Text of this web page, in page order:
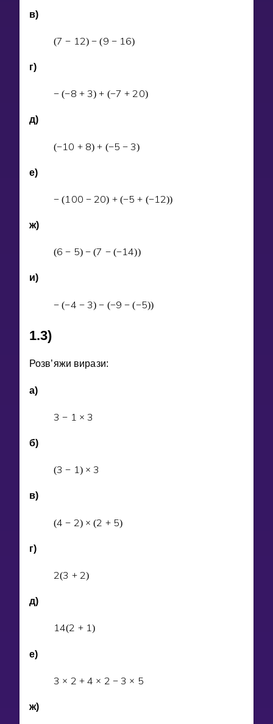
в)
(7 − 1 2) − (9 − 1 6)
г)
− (−8 + 3) + (−7 + 20)
д)
(−1 0 + 8) + (−5 − 3)
е)
− (1 00 − 20) + (−5 + (−1 2))
ж)
(6 − 5) − (7 − (−14))
и)
− (−4 − 3) − (−9 − (−5))
1.3)
Розв’яжи вирази:
а)
3 − 1 × 3
б)
(3 − 1) × 3
в)
(4 − 2) × (2 + 5)
г)
2(3 + 2)
д)
14(2 + 1)
е)
3 × 2 + 4 × 2 − 3 × 5
ж)